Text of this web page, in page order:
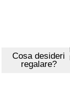
Cosa desideri
regalare?